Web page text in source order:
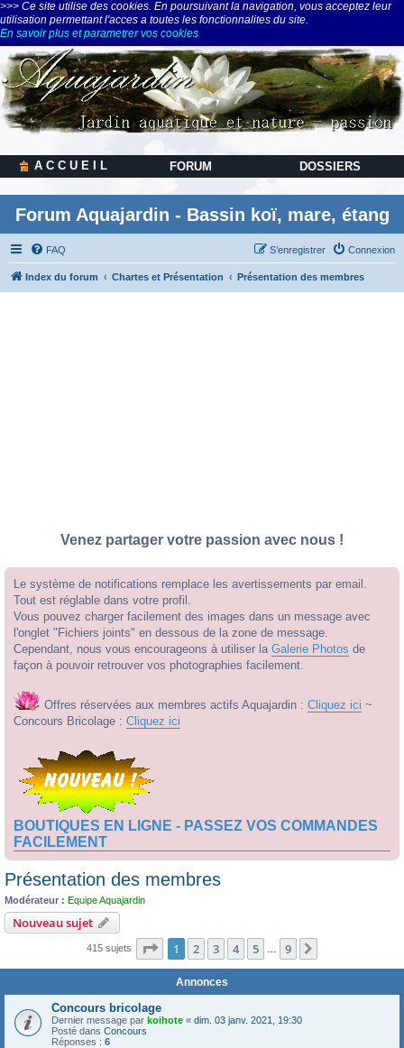
>>> Ce site utilise des cookies. En poursuivant la navigation, vous acceptez leur
utilisation permettant l'acces a toutes les fonctionnalites du site.
En savoir plus et parametrer vos cookies
A C C U E I L FORUM DOSSIERS
Forum Aquajardin - Bassin koï, mare, étang
FAQ Connexion
S’enregistrer
Index du forum Chartes et Présentation Présentation des membres
Venez partager votre passion avec nous !
Le système de notifications remplace les avertissements par email.
Tout est réglable dans votre profil.
Vous pouvez charger facilement des images dans un message avec
l'onglet "Fichiers joints" en dessous de la zone de message.
Cependant, nous vous encourageons à utiliser la Galerie Photos de
façon à pouvoir retrouver vos photographies facilement.
Offres réservées aux membres actifs Aquajardin : Cliquez ici ~
Concours Bricolage : Cliquez ici
BOUTIQUES EN LIGNE - PASSEZ VOS COMMANDES
FACILEMENT
Présentation des membres
Modérateur : Equipe Aquajardin
Nouveau sujet
415 sujets Page 1sur9
1 2 3 4 5 9
Annonces
Concours bricolage
Dernier message par koihote « dim. 03 janv. 2021, 19:30
Posté dans Concours
Réponses : 6